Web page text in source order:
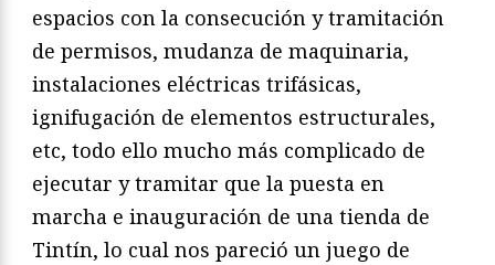
espacios con la consecución y tramitación
de permisos, mudanza de maquinaria,
instalaciones eléctricas trifásicas,
ignifugación de elementos estructurales,
etc, todo ello mucho más complicado de
ejecutar y tramitar que la puesta en
marcha e inauguración de una tienda de
Tintín, lo cual nos pareció un juego de